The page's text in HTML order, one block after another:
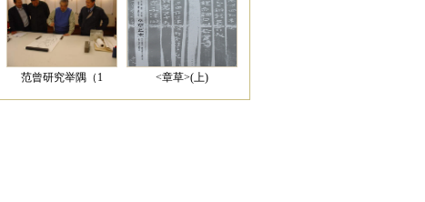
范曾研究举隅（1 <章草>(上)